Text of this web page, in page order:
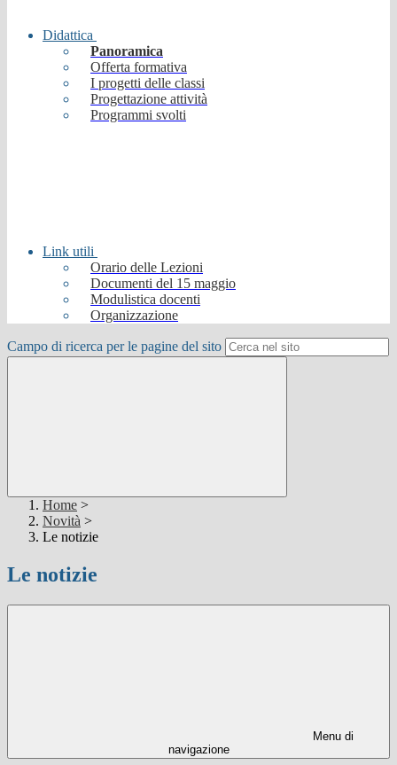
Didattica
Panoramica
Offerta formativa
I progetti delle classi
Progettazione attività
Programmi svolti
Link utili
Orario delle Lezioni
Documenti del 15 maggio
Modulistica docenti
Organizzazione
Campo di ricerca per le pagine del sito
Home >
Novità >
Le notizie
Le notizie
Menu di
navigazione